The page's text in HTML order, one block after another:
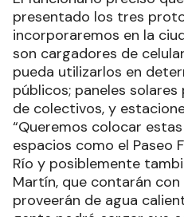
presentado los tres
incorporaremos en la
son cargadores de
pueda utilizarlos en
públicos; paneles
de colectivos, y
“Queremos colocar
espacios como el Paseo
Río y posiblemente
Martín, que contarán
proveerán de agua